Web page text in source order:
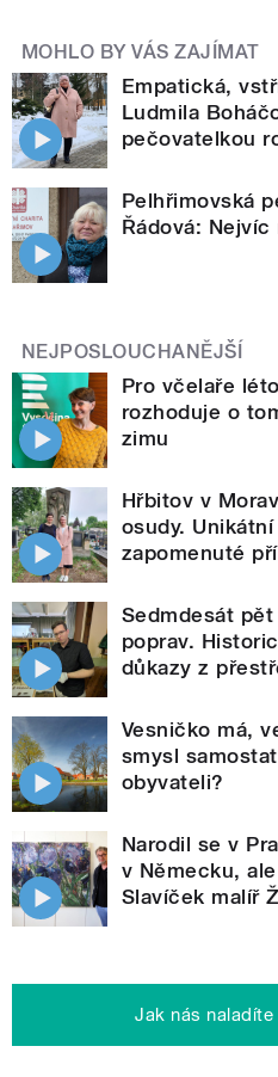
MOHLO BY VÁS ZAJÍMAT
Empatická,
Ludmila
pečovatelkou
Pelhřimovská
Řádová:
NEJPOSLOUCHANĚJŠÍ
Pro včelaře
rozhoduje o
zimu
Hřbitov v
osudy.
zapomenuté
Sedmdesát
poprav.
důkazy z
Vesničko má,
smysl
obyvateli?
Narodil se v
v Německu,
Slavíček malíř
Jak nás naladíte